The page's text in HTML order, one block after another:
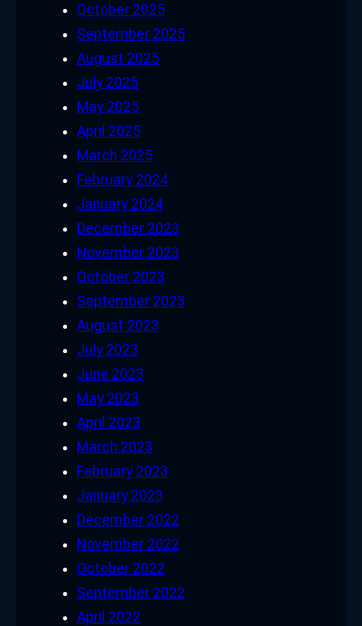
October 2025
September 2025
August 2025
July 2025
May 2025
April 2025
March 2025
February 2024
January 2024
December 2023
November 2023
October 2023
September 2023
August 2023
July 2023
June 2023
May 2023
April 2023
March 2023
February 2023
January 2023
December 2022
November 2022
October 2022
September 2022
April 2022